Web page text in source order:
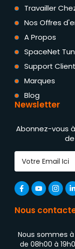
Travailler
Nos Offres
A Propos
SpaceNet
Support
Marques
Blog
Newsletter
Abonnez-vous
Nous
Nous sommes
de 08h00 à